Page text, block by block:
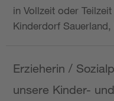
in Vollzeit oder
Kinderdorf
Erzieherin /
unsere Kinder-